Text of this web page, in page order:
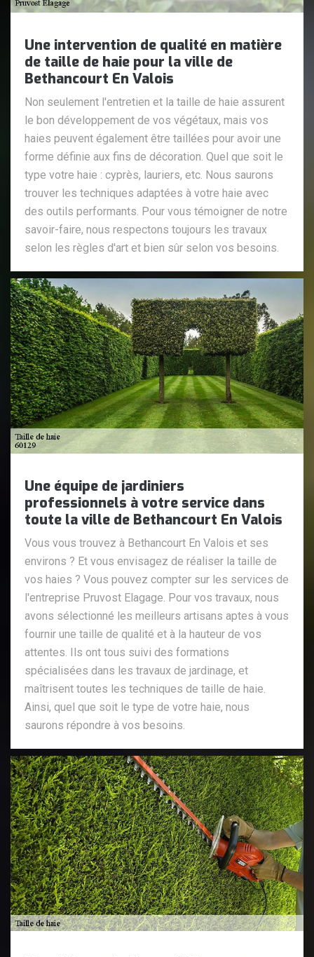
Une intervention de qualité en matière
de taille de haie pour la ville de
Bethancourt En Valois
Non seulement l'entretien et la taille de haie assurent
le bon développement de vos végétaux, mais vos
haies peuvent également être taillées pour avoir une
forme définie aux fins de décoration. Quel que soit le
type votre haie : cyprès, lauriers, etc. Nous saurons
trouver les techniques adaptées à votre haie avec
des outils performants. Pour vous témoigner de notre
savoir-faire, nous respectons toujours les travaux
selon les règles d'art et bien sûr selon vos besoins.
Une équipe de jardiniers
professionnels à votre service dans
toute la ville de Bethancourt En Valois
Vous vous trouvez à Bethancourt En Valois et ses
environs ? Et vous envisagez de réaliser la taille de
vos haies ? Vous pouvez compter sur les services de
l'entreprise Pruvost Elagage. Pour vos travaux, nous
avons sélectionné les meilleurs artisans aptes à vous
fournir une taille de qualité et à la hauteur de vos
attentes. Ils ont tous suivi des formations
spécialisées dans les travaux de jardinage, et
maîtrisent toutes les techniques de taille de haie.
Ainsi, quel que soit le type de votre haie, nous
saurons répondre à vos besoins.